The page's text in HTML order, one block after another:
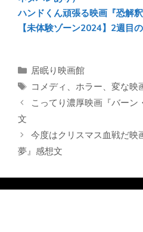
ハンドくん頑張る映画『恐解
【未体験ゾーン2024】2週目
カ
テ
リ
居眠り映画館
タ
グ
コメディ 、 ホラー、 変な映
こってり濃厚映画『バー
文
今度はクリスマス血戦だ
夢』感想文